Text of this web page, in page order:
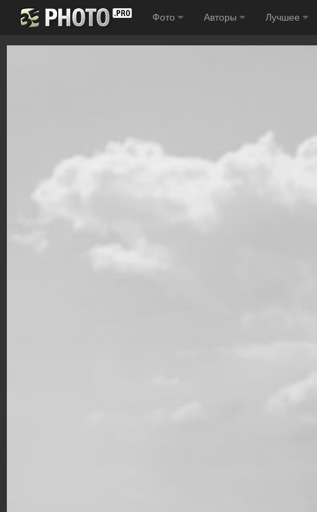
Фото Авторы Лучшее